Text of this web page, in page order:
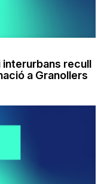
interurbans recull
a Granollers